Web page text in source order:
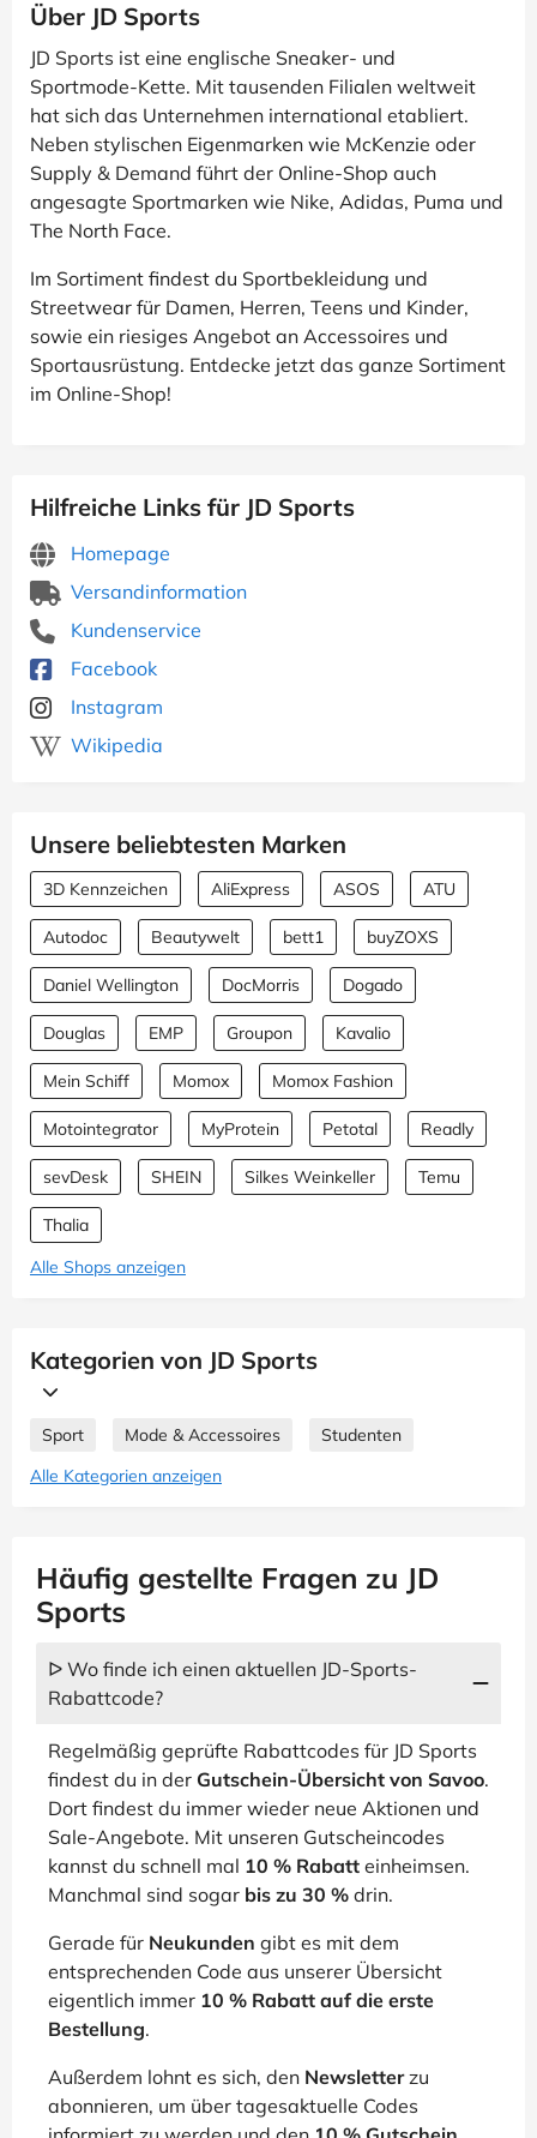
Über JD Sports
JD Sports ist eine englische Sneaker- und
Sportmode-Kette. Mit tausenden Filialen weltweit
hat sich das Unternehmen international etabliert.
Neben stylischen Eigenmarken wie McKenzie oder
Supply & Demand führt der Online-Shop auch
angesagte Sportmarken wie Nike, Adidas, Puma und
The North Face.
Im Sortiment findest du Sportbekleidung und
Streetwear für Damen, Herren, Teens und Kinder,
sowie ein riesiges Angebot an Accessoires und
Sportausrüstung. Entdecke jetzt das ganze Sortiment
im Online-Shop!
Hilfreiche Links für JD Sports
Homepage
Versandinformation
Kundenservice
Facebook
Instagram
Wikipedia
Unsere beliebtesten Marken
3D Kennzeichen AliExpress ASOS ATU
Autodoc Beautywelt bett1 buyZOXS
Daniel Wellington DocMorris Dogado
Douglas EMP Groupon Kavalio
Mein Schiff Momox Momox Fashion
Motointegrator MyProtein Petotal Readly
sevDesk SHEIN Silkes Weinkeller Temu
Thalia
Alle Shops anzeigen
Kategorien von JD Sports
Sport Mode & Accessoires
Studenten
Alle Kategorien anzeigen
Häufig gestellte Fragen zu JD
Sports
ᐅ Wo finde ich einen aktuellen JD-Sports-
Rabattcode?
Regelmäßig geprüfte Rabattcodes für JD Sports
findest du in der Gutschein-Übersicht von Savoo.
Dort findest du immer wieder neue Aktionen und
Sale-Angebote. Mit unseren Gutscheincodes
kannst du schnell mal 10 % Rabatt einheimsen.
Manchmal sind sogar bis zu 30 % drin.
Gerade für Neukunden gibt es mit dem
entsprechenden Code aus unserer Übersicht
eigentlich immer 10 % Rabatt auf die erste
Bestellung.
Außerdem lohnt es sich, den Newsletterzu
abonnieren, um über tagesaktuelle Codes